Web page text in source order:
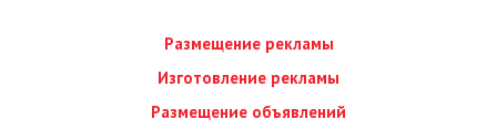
Размещение рекламы
Изготовление рекламы
Размещение объявлений